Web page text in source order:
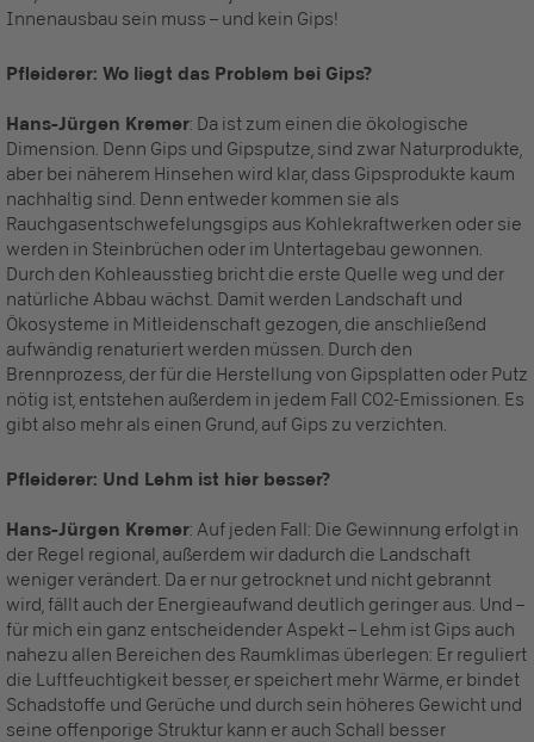
Innenausbau sein muss – und kein Gips!
Pfleiderer: Wo liegt das Problem bei Gips?
Hans-Jürgen Kremer: Da ist zum einen die ökologische
Dimension. Denn Gips und Gipsputze, sind zwar Naturprodukte,
aber bei näherem Hinsehen wird klar, dass Gipsprodukte kaum
nachhaltig sind. Denn entweder kommen sie als
Rauchgasentschwefelungsgips aus Kohlekraftwerken oder sie
werden in Steinbrüchen oder im Untertagebau gewonnen.
Durch den Kohleausstieg bricht die erste Quelle weg und der
natürliche Abbau wächst. Damit werden Landschaft und
Ökosysteme in Mitleidenschaft gezogen, die anschließend
aufwändig renaturiert werden müssen. Durch den
Brennprozess, der für die Herstellung von Gipsplatten oder Putz
nötig ist, entstehen außerdem in jedem Fall CO2-Emissionen. Es
gibt also mehr als einen Grund, auf Gips zu verzichten.
Pfleiderer: Und Lehm ist hier besser?
Hans-Jürgen Kremer: Auf jeden Fall: Die Gewinnung erfolgt in
der Regel regional, außerdem wir dadurch die Landschaft
weniger verändert. Da er nur getrocknet und nicht gebrannt
wird, fällt auch der Energieaufwand deutlich geringer aus. Und –
für mich ein ganz entscheidender Aspekt – Lehm ist Gips auch
nahezu allen Bereichen des Raumklimas überlegen: Er reguliert
die Luftfeuchtigkeit besser, er speichert mehr Wärme, er bindet
Schadstoffe und Gerüche und durch sein höheres Gewicht und
seine offenporige Struktur kann er auch Schall besser